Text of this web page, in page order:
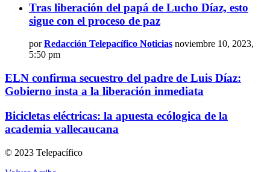
Tras liberación del papá de Lucho Díaz, esto
sigue con el proceso de paz
por Redacción Telepacífico Noticias noviembre 10, 2023,
5:50 pm
ELN confirma secuestro del padre de Luis Díaz:
Gobierno insta a la liberación inmediata
Bicicletas eléctricas: la apuesta ecólogica de la
academia vallecaucana
© 2023 Telepacífico